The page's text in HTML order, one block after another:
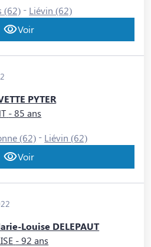
(62) - Liévin (62)
Voir
PYTER
- 85 ans
(62) - Liévin (62)
Voir
Louise DELEPAUT
- 92 ans